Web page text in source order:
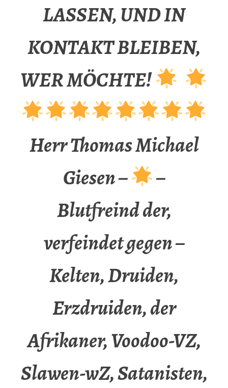
LASSEN, UND IN
KONTAKT BLEIBEN,
WER MÖCHTE!
Herr Thomas Michael
Giesen –
–
Blutfreind der,
verfeindet gegen –
Kelten, Druiden,
Erzdruiden, der
Afrikaner, Voodoo-VZ,
Slawen-wZ, Satanisten,